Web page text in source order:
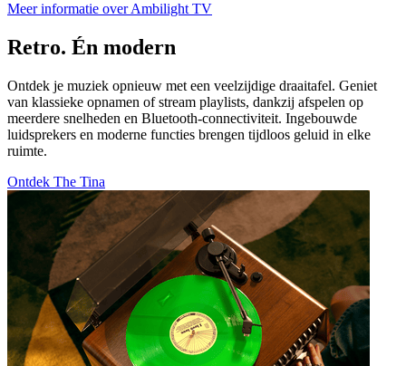
Meer informatie over Ambilight TV
Retro. Én modern
Ontdek je muziek opnieuw met een veelzijdige draaitafel. Geniet
van klassieke opnamen of stream playlists, dankzij afspelen op
meerdere snelheden en Bluetooth-connectiviteit. Ingebouwde
luidsprekers en moderne functies brengen tijdloos geluid in elke
ruimte.
Ontdek The Tina